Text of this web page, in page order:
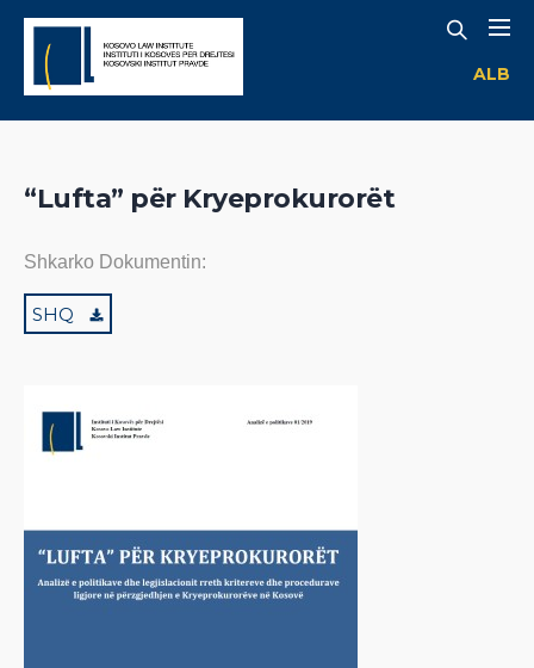
ALB
“Lufta” për Kryeprokurorët
Shkarko Dokumentin:
SHQ